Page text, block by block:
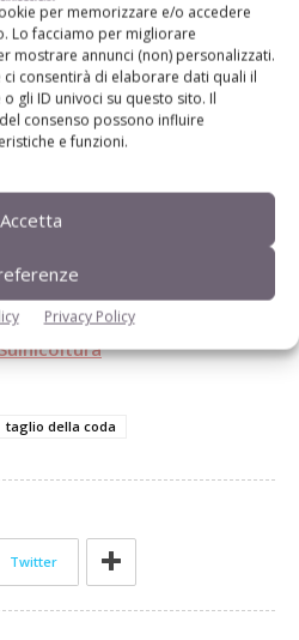
per memorizzare e/o accedere
Lo facciamo per migliorare
mostrare annunci (non) personalizzati.
consentirà di elaborare dati quali il
gli ID univoci su questo sito. Il
consenso possono influire
e funzioni.
Accetta
Privacy Policy
europei sulle percentuali di adozione della
Paesi europei. In Spagna, Olanda e
sono tra l’85 e il 100% del taglio della
Rivista di Suinicoltura n.
taglio della coda
Twitter